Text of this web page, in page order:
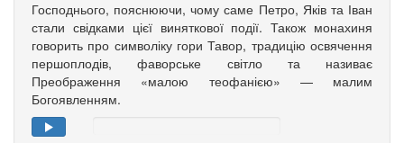
Господнього, пояснюючи, чому саме Петро, Яків та Іван
стали свідками цієї виняткової події. Також монахиня
говорить про символіку гори Тавор, традицію освячення
першоплодів, фаворське світло та називає
Преображення «малою теофанією» — малим
Богоявленням.